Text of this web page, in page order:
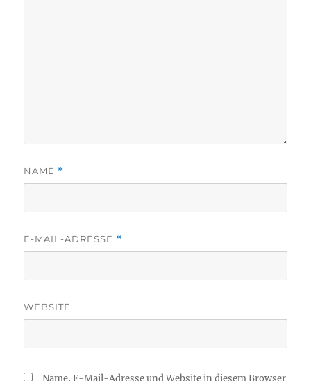
NAME *
E-MAIL-ADRESSE *
WEBSITE
Name, E-Mail-Adresse und Website in diesem Browser